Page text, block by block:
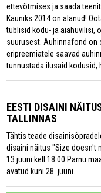
ettevõtmises ja saada
Kauniks 2014 on alanud!
tublisid kodu- ja aiahuvilisi,
suurusest. Auhinnafond on
eripreemiatele saavad
tunnustada ilusaid kodusid,
EESTI DISAINI
TALLINNAS
Tähtis teade
disaini näitus "Size doesn't
13.juuni kell 18:00 Pärnu
avatud kuni 28. juuni.